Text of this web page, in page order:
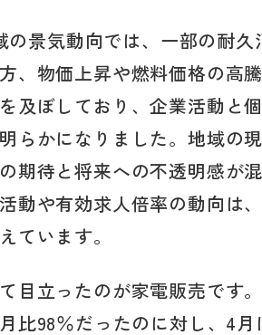
景気動向では、一部の耐久
、物価上昇や燃料価格の高
及ぼしており、企業活動と
らかになりました。地域の
期待と将来への不透明感が
動や有効求人倍率の動向は
ています。
目立ったのが家電販売です
比98％だったのに対し、4月